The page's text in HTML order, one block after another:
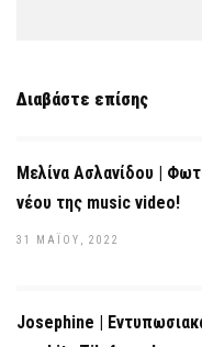
Διαβάστε επίσης
Μελίνα Ασλανίδου |
νέου της music video!
31 ΜΑΪ́ΟΥ, 2022
Josephine |